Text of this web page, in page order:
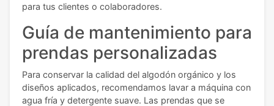
para tus clientes o colaboradores.
Guía de mantenimiento para
prendas personalizadas
Para conservar la calidad del algodón orgánico y los
diseños aplicados, recomendamos lavar a máquina con
agua fría y detergente suave. Las prendas que se